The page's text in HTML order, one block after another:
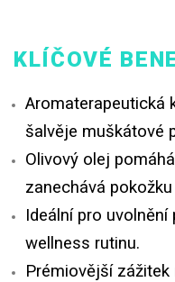
KLÍČOVÉ
Aromaterapeutická
šalvěje muškátové
Olivový olej
zanechává
Ideální pro
wellness rutinu.
Prémiovější